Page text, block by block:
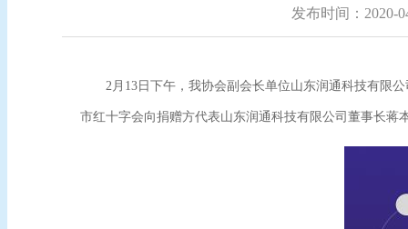
发布时间：2020-
2月13日下午，我协会副会长单位山东润通科技有限
市红十字会向捐赠方代表山东润通科技有限公司董事长蒋